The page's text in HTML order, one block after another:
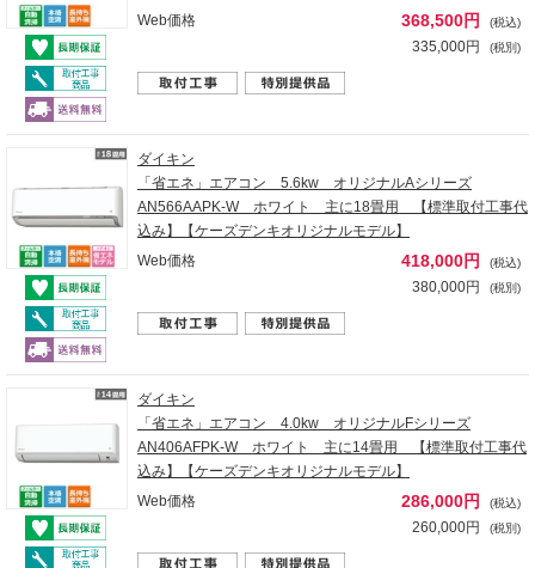
Web価格
368,500円 (税込)
335,000円 (税別)
ダイキン
「省エネ」エアコン 5.6kw オリジナルAシリーズ
AN566AAPK-W ホワイト 主に18畳用 【標準取付工事代
込み】【ケーズデンキオリジナルモデル】
Web価格
418,000円 (税込)
380,000円 (税別)
ダイキン
「省エネ」エアコン 4.0kw オリジナルFシリーズ
AN406AFPK-W ホワイト 主に14畳用 【標準取付工事代
込み】【ケーズデンキオリジナルモデル】
Web価格
286,000円 (税込)
260,000円 (税別)